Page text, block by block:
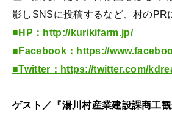
影しSNSに投稿するなど、村のPR
■HP：http://kurikifarm.jp/
■Facebook：https://
■Twitter：https://twitter.com/
ゲスト／『湯川村産業建設課商工